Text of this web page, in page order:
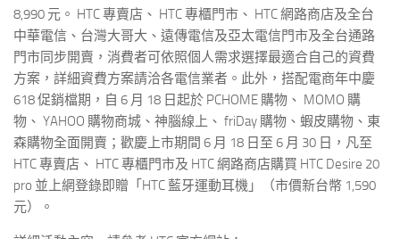
8,990 元。 HTC 專賣店、 HTC 專櫃門市、 HTC 網路商店及全台
中華電信、台灣大哥大、遠傳電信及亞太電信門市及全台通路
門市同步開賣，消費者可依照個人需求選擇最適合自己的資費
方案，詳細資費方案請洽各電信業者。此外，搭配電商年中慶
618 促銷檔期，自 6 月 18 日起於 PCHOME 購物、 MOMO 購
物、 YAHOO 購物商城、神腦線上、 friDay 購物、蝦皮購物、東
森購物全面開賣；歡慶上市期間 6 月 18 日至 6 月 30 日，凡至
HTC 專賣店、 HTC 專櫃門市及 HTC 網路商店購買 HTC Desire 20
pro 並上網登錄即贈「HTC 藍牙運動耳機」（市價新台幣 1,590
元）。